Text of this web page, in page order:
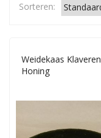
Sorteren:
Weidekaas Klaveren
Honing